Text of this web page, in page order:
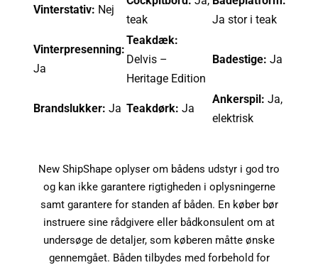
Vinterstativ: Nej
teak
Ja stor i teak
Vinterpresenning:
Ja
Teakdæk:
Delvis –
Heritage Edition
Badestige: Ja
Brandslukker: Ja Teakdørk: Ja
Ankerspil: Ja,
elektrisk
New ShipShape oplyser om bådens udstyr i god tro
og kan ikke garantere rigtigheden i oplysningerne
samt garantere for standen af båden. En køber bør
instruere sine rådgivere eller bådkonsulent om at
undersøge de detaljer, som køberen måtte ønske
gennemgået. Båden tilbydes med forbehold for